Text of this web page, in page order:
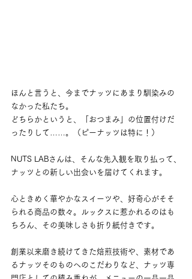
ほんと言うと、今までナッツにあまり馴染みの
なかった私たち。
どちらかというと、「おつまみ」の位置付けだ
ったりして……。（ピーナッツは特に！）
NUTS LABさんは、そんな先入観を取り払って、
ナッツとの新しい出会いを届けてくれます。
心ときめく華やかなスイーツや、好奇心がそそ
られる商品の数々。ルックスに惹かれるのはも
ちろん、その美味しさも折り紙付きです。
創業以来磨き続けてきた焙煎技術や、素材であ
るナッツそのものへのこだわりなど、ナッツ専